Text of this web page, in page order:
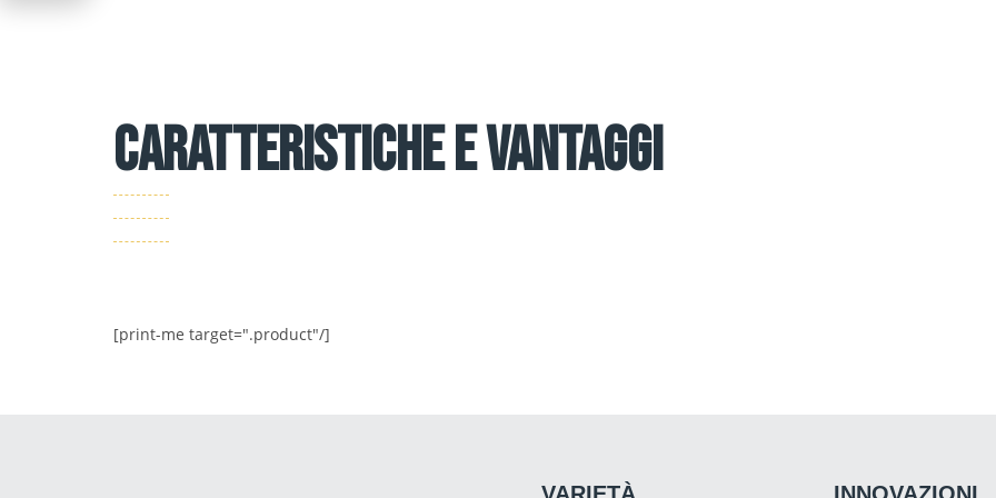
CARATTERISTICHE E VANTAGGI
[print-me target=".product"/]